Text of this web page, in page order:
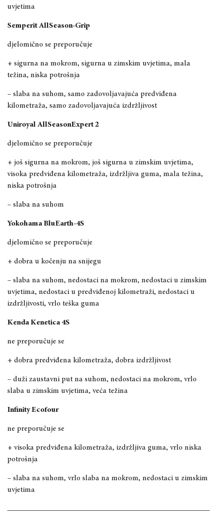
uvjetima
Semperit AllSeason-Grip
djelomično se preporučuje
+ sigurna na mokrom, sigurna u zimskim uvjetima, mala
težina, niska potrošnja
– slaba na suhom, samo zadovoljavajuća predviđena
kilometraža, samo zadovoljavajuća izdržljivost
Uniroyal AllSeasonExpert 2
djelomično se preporučuje
+ još sigurna na mokrom, još sigurna u zimskim uvjetima,
visoka predviđena kilometraža, izdržljiva guma, mala težina,
niska potrošnja
– slaba na suhom
Yokohama BluEarth-4S
djelomično se preporučuje
+ dobra u kočenju na snijegu
– slaba na suhom, nedostaci na mokrom, nedostaci u zimskim
uvjetima, nedostaci u predviđenoj kilometraži, nedostaci u
izdržljivosti, vrlo teška guma
Kenda Kenetica 4S
ne preporučuje se
+ dobra predviđena kilometraža, dobra izdržljivost
– duži zaustavni put na suhom, nedostaci na mokrom, vrlo
slaba u zimskim uvjetima, veća težina
Infinity Ecofour
ne preporučuje se
+ visoka predviđena kilometraža, izdržljiva guma, vrlo niska
potrošnja
– slaba na suhom, vrlo slaba na mokrom, nedostaci u zimskim
uvjetima